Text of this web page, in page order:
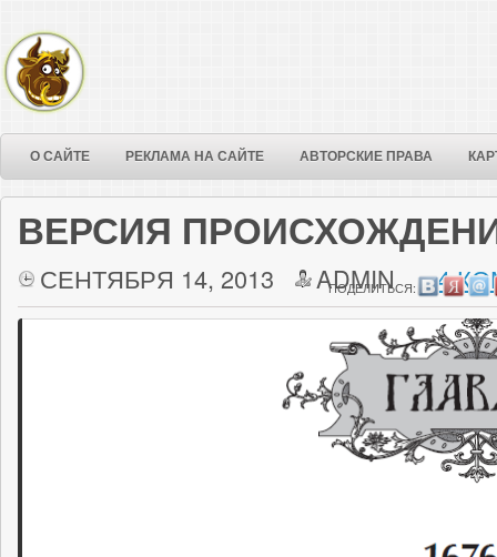
О САЙТЕ РЕКЛАМА НА САЙТЕ АВТОРСКИЕ ПРАВА
ВЕРСИЯ
СЕНТЯБРЯ 14, 2013 ADMIN 4
ПОДЕЛИТЬСЯ: